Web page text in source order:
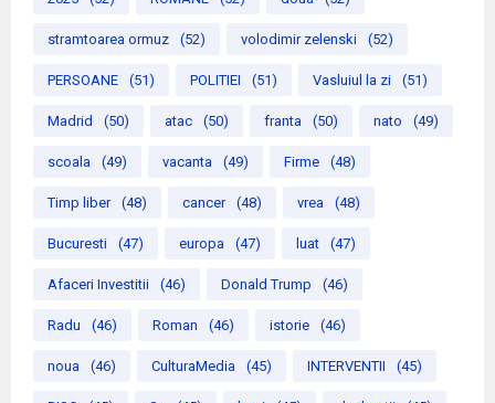
stramtoarea ormuz (52) volodimir zelenski (52)
PERSOANE (51) POLITIEI (51) Vasluiul la zi (51)
Madrid (50) atac (50) franta (50) nato (49)
scoala (49) vacanta (49) Firme (48)
Timp liber (48) cancer (48) vrea (48)
Bucuresti (47) europa (47) luat (47)
Afaceri Investitii (46) Donald Trump (46)
Radu (46) Roman (46) istorie (46)
noua (46) CulturaMedia (45) INTERVENTII (45)